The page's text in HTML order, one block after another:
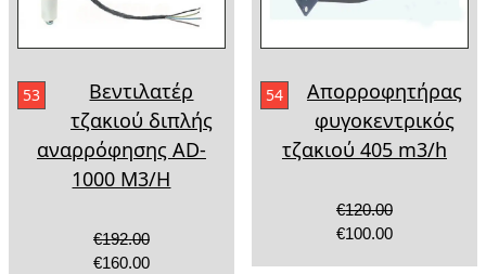
53
Βεντιλατέρ
τζακιού διπλής
αναρρόφησης AD-
1000 Μ3/Η
€192.00
€160.00
54
Απορροφητήρας
φυγοκεντρικός
τζακιού 405 m3/h
€120.00
€100.00